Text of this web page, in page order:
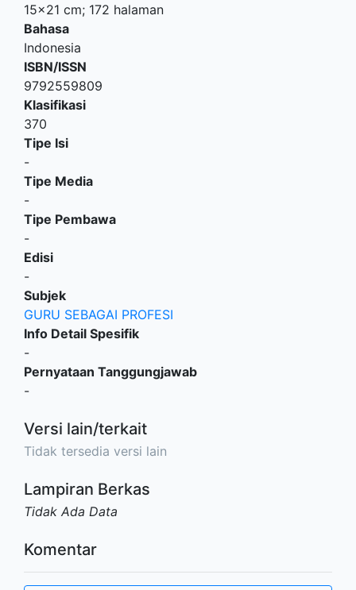
15x21 cm; 172 halaman
Bahasa
Indonesia
ISBN/ISSN
9792559809
Klasifikasi
370
Tipe Isi
-
Tipe Media
-
Tipe Pembawa
-
Edisi
-
Subjek
GURU SEBAGAI PROFESI
Info Detail Spesifik
-
Pernyataan Tanggungjawab
-
Versi lain/terkait
Tidak tersedia versi lain
Lampiran Berkas
Tidak Ada Data
Komentar